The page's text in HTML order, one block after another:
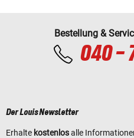
Bestellung &
040 -
Der Louis Newsletter
Erhalte kostenlosalle